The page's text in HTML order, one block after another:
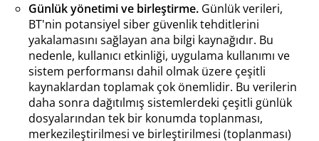
Günlük yönetimi ve birleştirme. Günlük verileri,
BT'nin potansiyel siber güvenlik tehditlerini
yakalamasını sağlayan ana bilgi kaynağıdır. Bu
nedenle, kullanıcı etkinliği, uygulama kullanımı ve
sistem performansı dahil olmak üzere çeşitli
kaynaklardan toplamak çok önemlidir. Bu verilerin
daha sonra dağıtılmış sistemlerdeki çeşitli günlük
dosyalarından tek bir konumda toplanması,
merkezileştirilmesi ve birleştirilmesi (toplanması)